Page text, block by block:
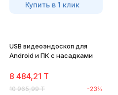
Купить в 1 клик
USB видеоэндоскоп для
Android и ПК с насадками
8 484,21 T
10 965,99 T -23%